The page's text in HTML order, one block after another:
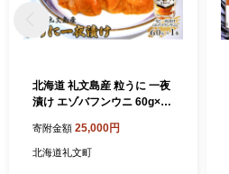
北海道 礼文島産 粒うに 一夜
漬け エゾバフンウニ 60g×1
雲丹 粒ウニ バフンウニ 熟成
素材本来の味 塩うに 珍味 お
寄附金額 25,000円
北海道礼文町